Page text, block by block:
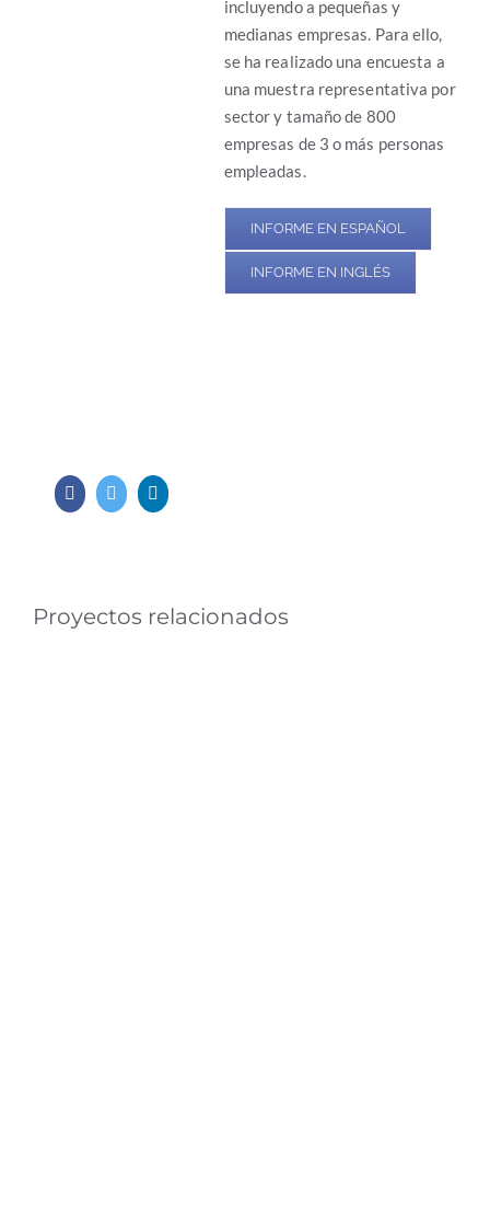
incluyendo a pequeñas y
medianas empresas. Para ello,
se ha realizado una encuesta a
una muestra representativa por
sector y tamaño de 800
empresas de 3 o más personas
empleadas.
INFORME EN ESPAÑOL
INFORME EN INGLÉS
FacebookTwitter LinkedIn
Proyectos relacionados